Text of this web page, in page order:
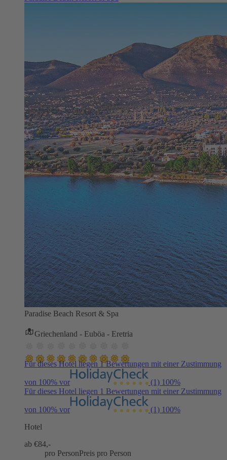
Paradise Beach Resort & Spa
Griechenland - Euböa - Eretria
Für dieses Hotel liegen 1 Bewertungen mit einer Zustimmung
von 100% vor (1) 100%
Für dieses Hotel liegen 1 Bewertungen mit einer Zustimmung
von 100% vor (1) 100%
Hotel
ab €84,-
pro PersonPreis pro Person